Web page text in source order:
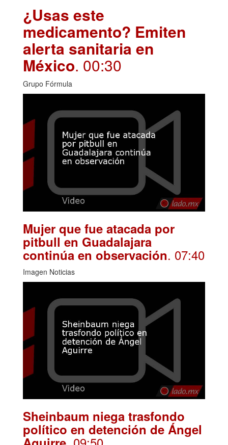
¿Usas este
medicamento? Emiten
alerta sanitaria en
México. 00:30
Grupo Fórmula
Mujer que fue atacada por
pitbull en Guadalajara
continúa en observación. 07:40
Imagen Noticias
Sheinbaum niega trasfondo
político en detención de Ángel